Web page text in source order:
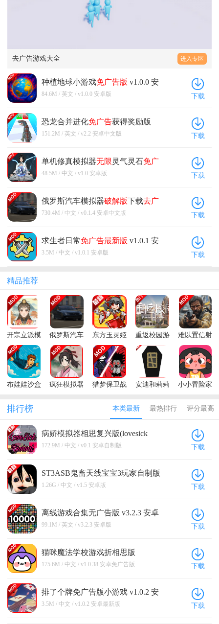
去广告游戏大全 进入专区
种植地球小游戏免广告版 v1.0.0 安
卓版
84.6M / 英文 / v1.0.0 安卓版 下载
恐龙合并进化免广告获得奖励版
v2.2 安卓中文版
151.2M / 英文 / v2.2 安卓中文版 下载
单机修真模拟器无限灵气灵石免广
告版 v1.0 安卓版
48.5M / 中文 / v1.0 安卓版 下载
俄罗斯汽车模拟器破解版下载去广
告v0.1.4 安卓中文版
730.4M / 中文 / v0.1.4 安卓中文版 下载
求生者日常免广告最新版 v1.0.1 安
卓版
3.5M / 中文 / v1.0.1 安卓版 下载
精品推荐
开宗立派模
拟器免广告
获得奖励
俄罗斯汽车
模拟器破解
版下载去广
告
东方玉灵姬
游戏自制版
重返校园游
戏免广告
2025最新(给
他爱校园版)
难以置信射
击游戏免广
告获得奖励
布娃娃沙盒
免广告获得
奖励
疯狂模拟器
猎梦保卫战
安迪和莉莉
移植版
小小冒险家
告获得奖励
版
排行榜 本类最新 最热排行 评分最高
病娇模拟器相思复兴版(lovesick
revival) v0.1 安卓自制版
172.9M / 中文 / v0.1 安卓自制版 下载
ST3ASB鬼畜天线宝宝3玩家自制版
v1.5 安卓版
1.26G / 中文 / v1.5 安卓版 下载
离线游戏合集无广告版 v3.2.3 安卓
版
99.1M / 英文 / v3.2.3 安卓版 下载
猫咪魔法学校游戏折相思版
(CatMagicSchool) v1.0.38 安卓免广告
175.6M / 中文 / v1.0.38 安卓免广告版 下载
排了个牌免广告版小游戏 v1.0.2 安
卓最新版
3.5M / 中文 / v1.0.2 安卓最新版 下载